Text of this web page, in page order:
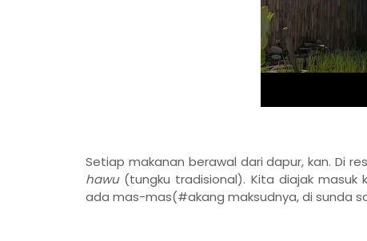
Setiap makanan berawal dari dapur, kan. Di
hawu(tungku tradisional). Kita diajak masuk
ada mas-mas(#akang maksudnya, di sunda